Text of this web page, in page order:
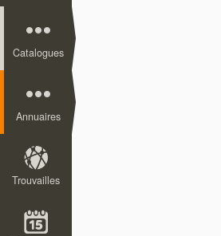
Catalogues
Annuaires
Trouvailles